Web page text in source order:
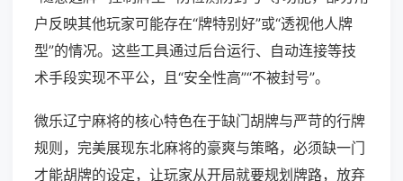
户反映其他玩家可能存在“牌特别好”或“透视他人牌
型”的情况。这些工具通过后台运行、自动连接等技
术手段实现不平公，且“安全性高”“不被封号”。
微乐辽宁麻将的核心特色在于缺门胡牌与严苛的行牌
规则，完美展现东北麻将的豪爽与策略，必须缺一门
才能胡牌的设定，让玩家从开局就要规划牌路，放弃